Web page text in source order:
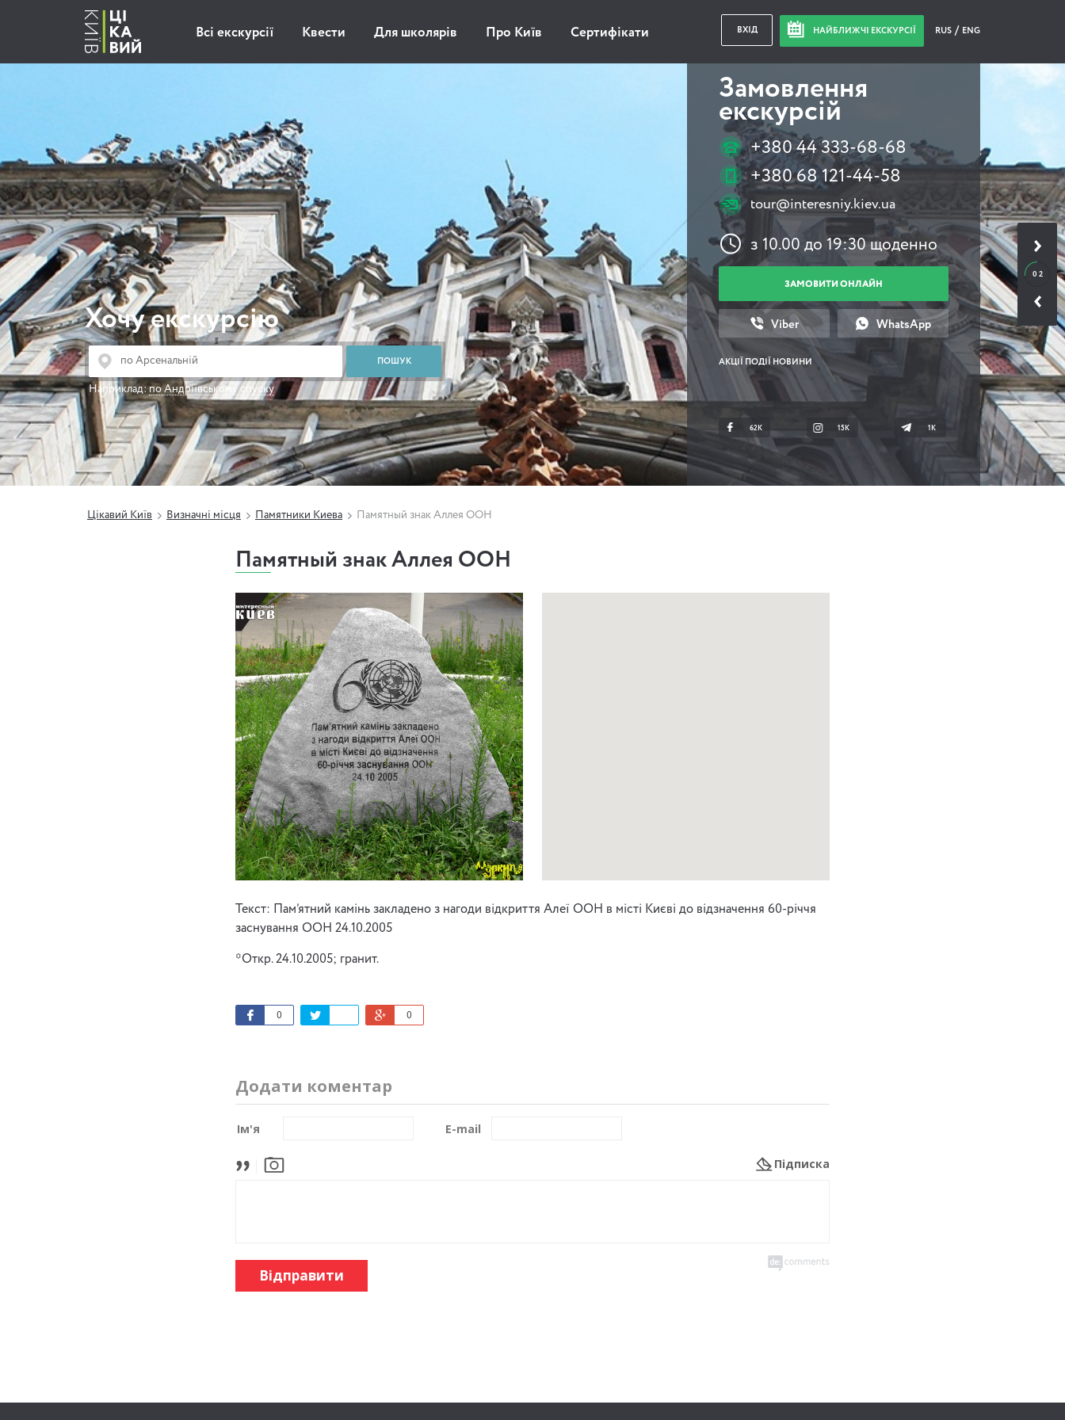
Всі екскурсії Квести Для школярів Про Київ Сертифікати ВХІД НАЙБЛИЖЧІ ЕКСКУРСІЇ RUS ENG
0 2
Хочу екскурсію
Наприклад:по Андріївському спуску
Замовлення
екскурсій
+380 44 333-68-68
+380 68 121-44-58
tour@interesniy.kiev.ua
з 10.00 до 19:30 щоденно
ЗАМОВИТИ ОНЛАЙН
Viber WhatsApp
АКЦІЇ ПОДІЇ НОВИНИ
62K 15K 1К
Цікавий Київ Визначні місця Памятники Киева Памятный знак Аллея ООН
Памятный знак Аллея ООН
Текст: Пам’ятний камінь закладено з нагоди відкриття Алеї ООН в місті Києві до відзначення 60-річчя
заснування ООН 24.10.2005
*Откр. 24.10.2005; гранит.
0 0
Додати коментар
Ім'я E-mail
Підписка
Відправити